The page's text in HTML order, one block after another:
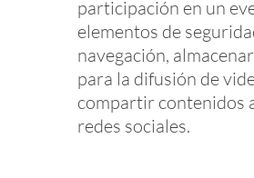
participación en un
elementos de
navegación,
para la difusión de
compartir contenidos
redes sociales.